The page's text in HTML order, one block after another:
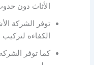
الأثاث دون
توفر الشركة
الكفاءه لتركيب
كما توفر